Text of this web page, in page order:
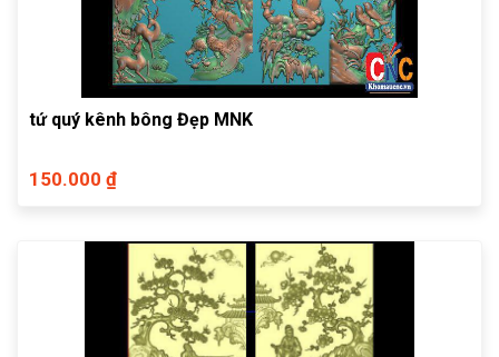
tứ quý kênh bông Đẹp MNK
150.000 ₫